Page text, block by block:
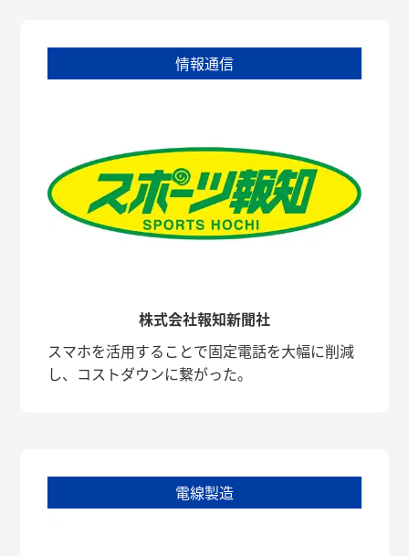
情報通信
株式会社報知新聞社
スマホを活用することで固定電話を大幅に削減
し、コストダウンに繋がった。
電線製造